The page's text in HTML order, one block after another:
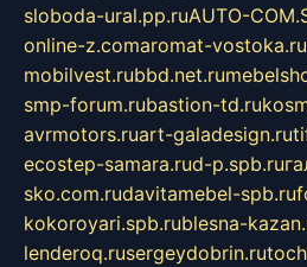
sloboda-ural.pp.ruAUTO-
online-z.comaromat-vostoka.ru
mobilvest.rubbd.net.ru
smp-forum.rubastion-td.ru
avrmotors.ruart-galadesign.ru
ecostep-samara.rud-p.spb.ru
sko.com.rudavitamebel-spb.ru
kokoroyari.spb.rublesna-
lenderoq.rusergeydobrin.ru